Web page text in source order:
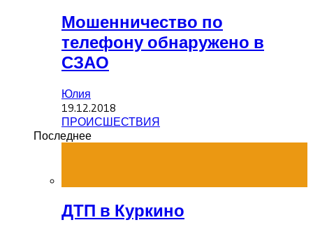
Мошенничество по
телефону обнаружено в
СЗАО
Юлия
19.12.2018
ПРОИСШЕСТВИЯ
Последнее
ДТП в Куркино